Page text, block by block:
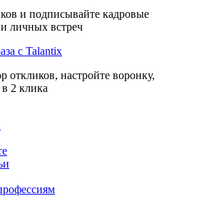
и подписывайте кадровые
личных встреч
с Talantix
откликов, настройте воронку,
2 клика